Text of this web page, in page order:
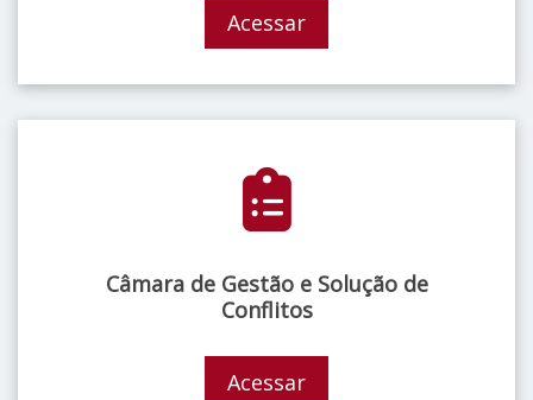
Acessar
Câmara de Gestão e Solução de
Conflitos
Acessar